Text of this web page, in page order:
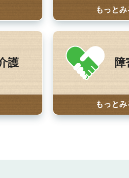
もっとみ
護 障
もっとみ